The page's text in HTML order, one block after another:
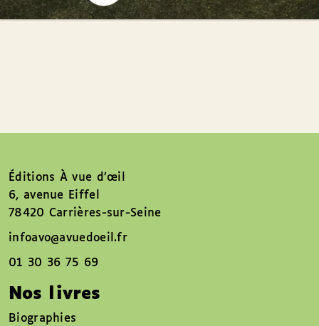
Éditions À vue d’œil
6, avenue Eiffel
78420 Carrières-sur-Seine
infoavo@avuedoeil.fr
01 30 36 75 69
Nos livres
Biographies